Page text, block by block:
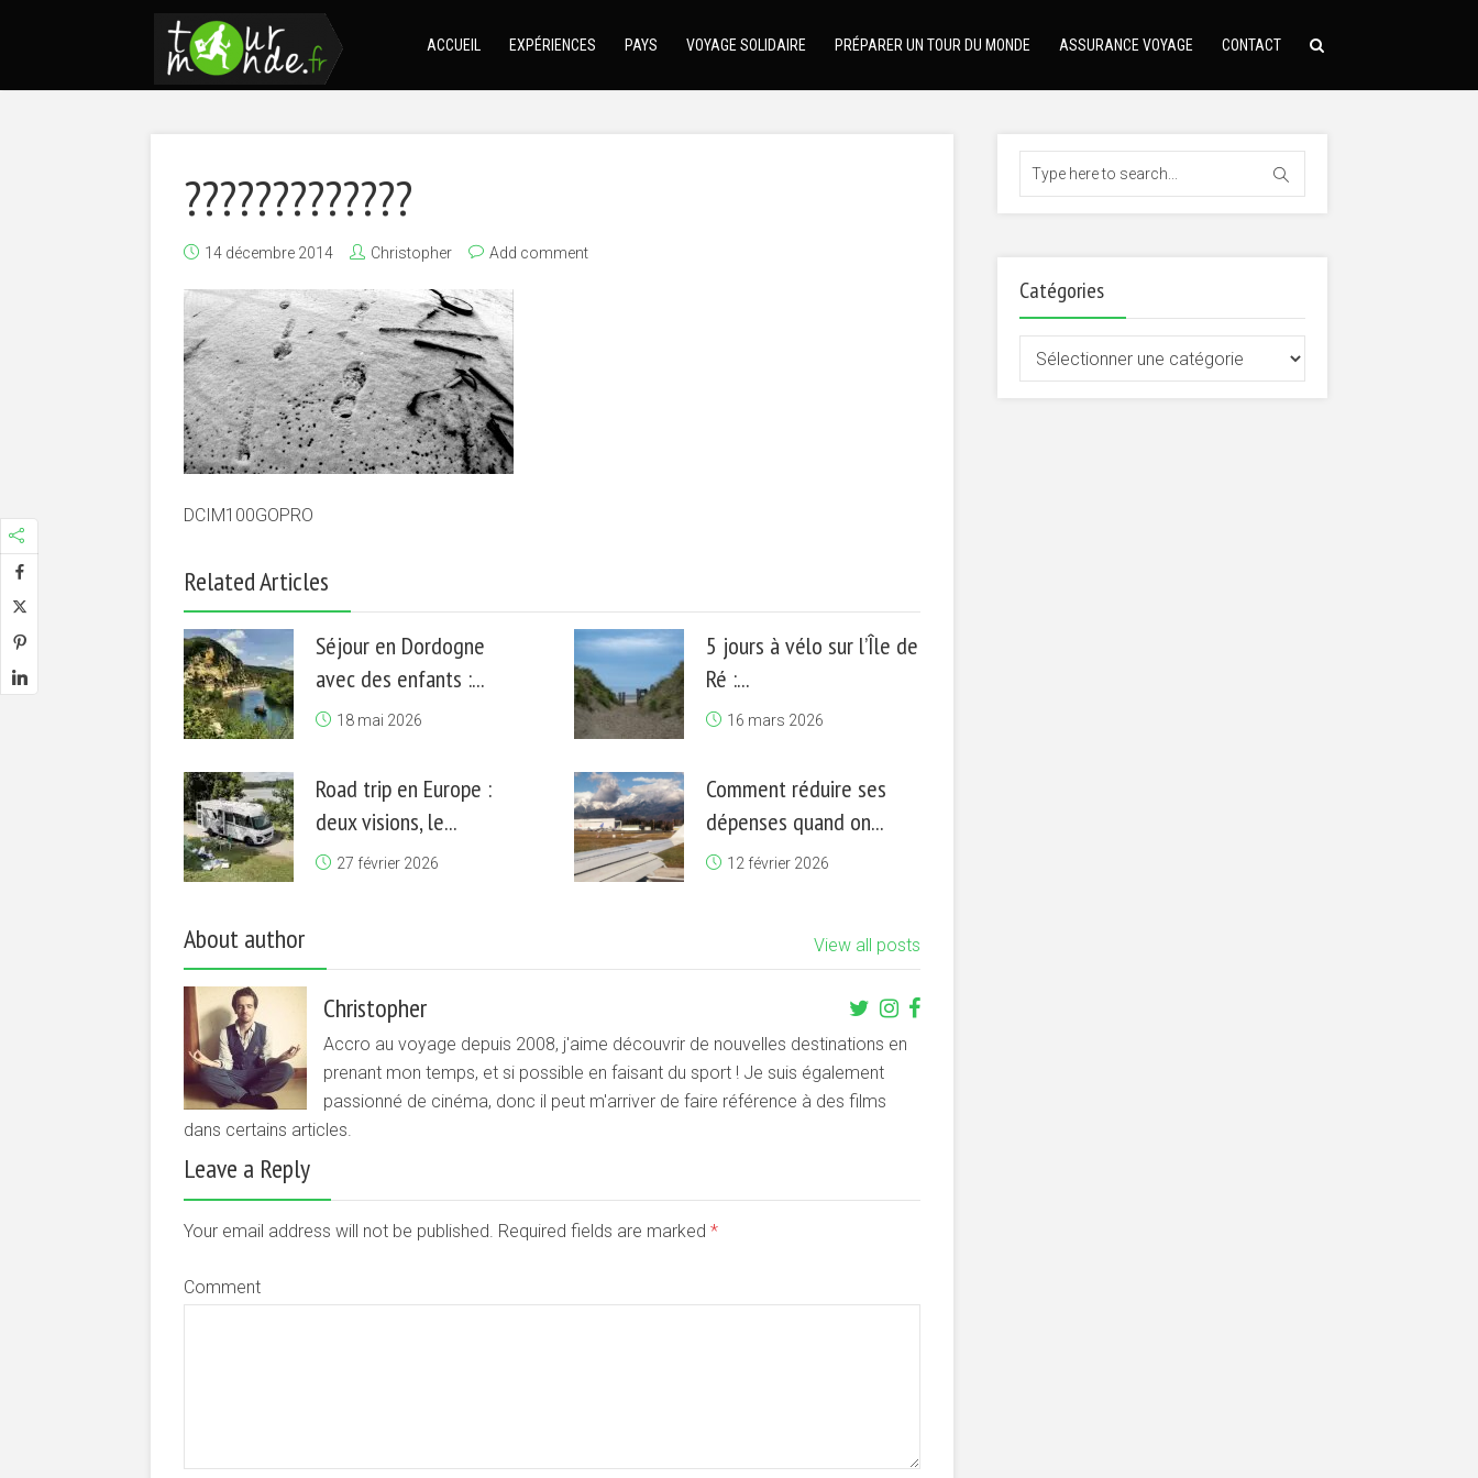
ACCUEIL EXPÉRIENCES PAYS VOYAGE SOLIDAIRE PRÉPARER UN TOUR DU MONDE ASSURANCE VOYAGE CONTACT
?????????????
14 décembre 2014 Christopher Add comment
DCIM100GOPRO
Related Articles
Séjour en Dordogne
avec des enfants :...
18 mai 2026
5 jours à vélo sur l’Île de
Ré :...
16 mars 2026
Road trip en Europe :
deux visions, le...
27 février 2026
Comment réduire ses
dépenses quand on...
12 février 2026
About author View all posts
Christopher
Accro au voyage depuis 2008, j'aime découvrir de nouvelles destinations en
prenant mon temps, et si possible en faisant du sport ! Je suis également
passionné de cinéma, donc il peut m'arriver de faire référence à des films
dans certains articles.
Leave a Reply
Your email address will not be published. Required fields are marked *
Comment
Catégories